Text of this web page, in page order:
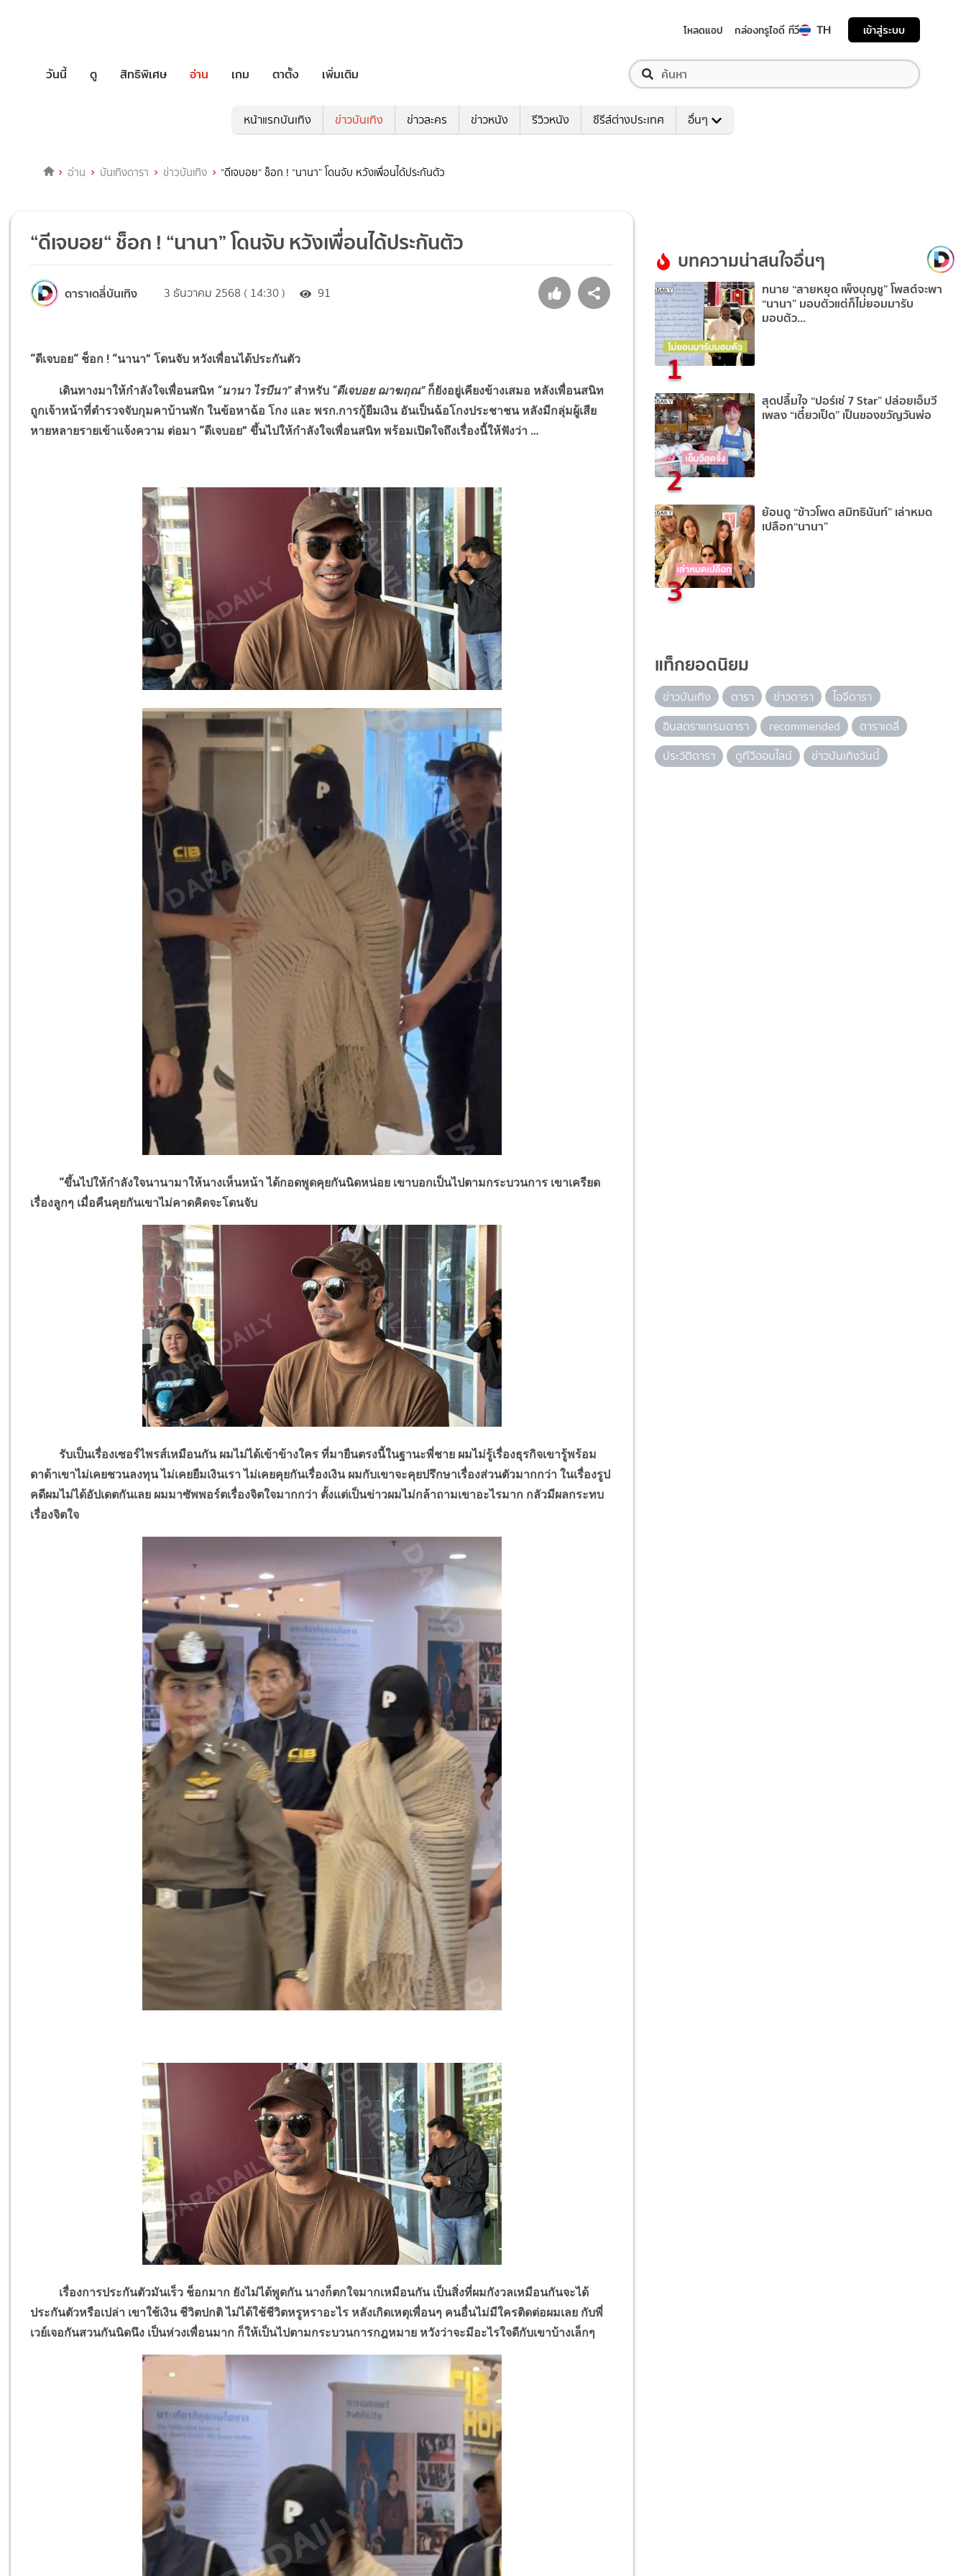
โหลดแอป กล่องทรูไอดี ทีวี TH เข้าสู่ระบบ
วันนี้ ดู สิทธิพิเศษ อ่าน เกม ตาตั้ง เพิ่มเติม
หน้าแรกบันเทิง ข่าวบันเทิง ข่าวละคร ข่าวหนัง รีวิวหนัง ซีรีส์ต่างประเทศ อื่นๆ
อ่าน บันเทิงดารา ข่าวบันเทิง “ดีเจบอย“ ช็อก ! “นานา” โดนจับ หวังเพื่อนได้ประกันตัว
“ดีเจบอย“ ช็อก ! “นานา” โดนจับ หวังเพื่อนได้ประกันตัว
ดาราเดลี่บันเทิง 3 ธันวาคม 2568 ( 14:30 ) 91
“ดีเจบอย“ ช็อก ! “นานา” โดนจับ หวังเพื่อนได้ประกันตัว
เดินทางมาให้กำลังใจเพื่อนสนิท “นานา ไรบีนา”สำหรับ “ดีเจบอย ฌาฆฤณ”ก็ยังอยู่เคียงข้างเสมอ หลังเพื่อนสนิท
ถูกเจ้าหน้าที่ตำรวจจับกุมคาบ้านพัก ในข้อหาฉ้อ โกง และ พรก.การกู้ยืมเงิน อันเป็นฉ้อโกงประชาชน หลังมีกลุ่มผู้เสีย
หายหลายรายเข้าแจ้งความ ต่อมา “ดีเจบอย” ขึ้นไปให้กำลังใจเพื่อนสนิท พร้อมเปิดใจถึงเรื่องนี้ให้ฟังว่า …
“ขึ้นไปให้กำลังใจนานามาให้นางเห็นหน้า ได้กอดพูดคุยกันนิดหน่อย เขาบอกเป็นไปตามกระบวนการ เขาเครียด
เรื่องลูกๆ เมื่อคืนคุยกันเขาไม่คาดคิดจะโดนจับ
รับเป็นเรื่องเซอร์ไพรส์เหมือนกัน ผมไม่ได้เข้าข้างใคร ที่มายืนตรงนี้ในฐานะพี่ชาย ผมไม่รู้เรื่องธุรกิจเขารู้พร้อม
ดาด้าเขาไม่เคยชวนลงทุน ไม่เคยยืมเงินเรา ไม่เคยคุยกันเรื่องเงิน ผมกับเขาจะคุยปรึกษาเรื่องส่วนตัวมากกว่า ในเรื่องรูป
คดีผมไม่ได้อัปเดตกันเลย ผมมาซัพพอร์ตเรื่องจิตใจมากกว่า ตั้งแต่เป็นข่าวผมไม่กล้าถามเขาอะไรมาก กลัวมีผลกระทบ
เรื่องจิตใจ
เรื่องการประกันตัวมันเร็ว ช็อกมาก ยังไม่ได้พูดกัน นางก็ตกใจมากเหมือนกัน เป็นสิ่งที่ผมกังวลเหมือนกันจะได้
ประกันตัวหรือเปล่า เขาใช้เงิน ชีวิตปกติ ไม่ได้ใช้ชีวิตหรูหราอะไร หลังเกิดเหตุเพื่อนๆ คนอื่นไม่มีใครติดต่อผมเลย กับพี่
เวย์เจอกันสวนกันนิดนึง เป็นห่วงเพื่อนมาก ก็ให้เป็นไปตามกระบวนการกฎหมาย หวังว่าจะมีอะไรใจดีกับเขาบ้างเล็กๆ
บทความน่าสนใจอื่นๆ
1
ทนาย “สายหยุด เพ็งบุญชู” โพสต์จะพา
“นานา” มอบตัวแต่ก็ไม่ยอมมารับ
มอบตัว...
2
สุดปลื้มใจ “ปอร์เช่ 7 Star” ปล่อยเอ็มวี
เพลง “เตี๋ยวเป็ด” เป็นของขวัญวันพ่อ
3
ย้อนดู “ข้าวโพด สมิทธินันท์” เล่าหมด
เปลือก“นานา”
แท็กยอดนิยม
ข่าวบันเทิง ดารา ข่าวดารา
ไอจีดารา
อินสตราแกรมดารา
recommended
ดาราเดลี่
ประวัติดารา
ดูทีวีออนไลน์ ข่าวบันเทิงวันนี้